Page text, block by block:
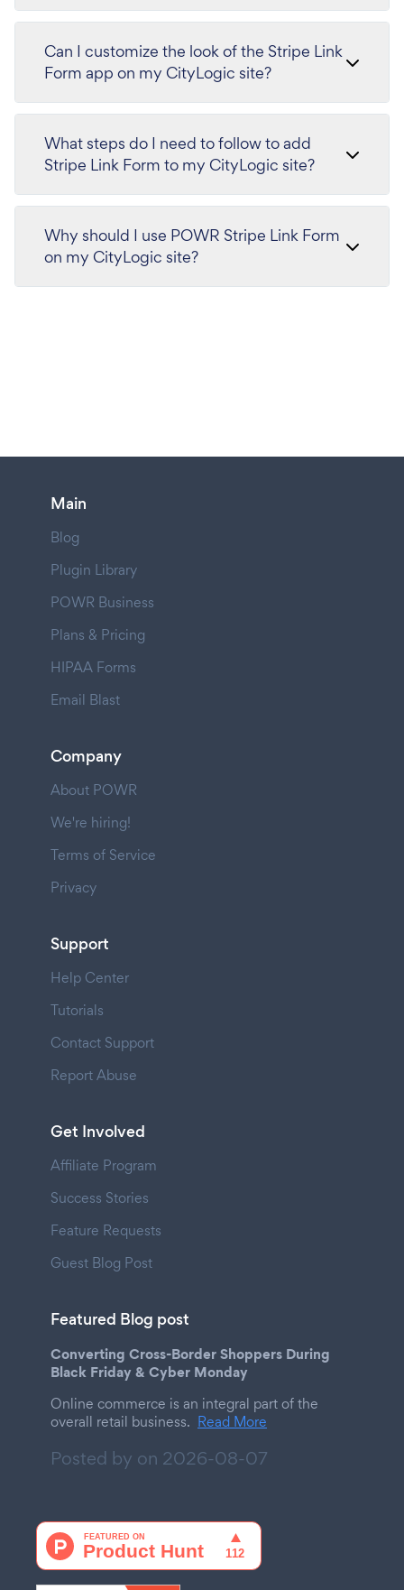
Can I customize the look of the Stripe Link
Form app on my CityLogic site?
What steps do I need to follow to add
Stripe Link Form to my CityLogic site?
Why should I use POWR Stripe Link Form
on my CityLogic site?
Main
Blog
Plugin Library
POWR Business
Plans & Pricing
HIPAA Forms
Email Blast
Company
About POWR
We're hiring!
Terms of Service
Privacy
Support
Help Center
Tutorials
Contact Support
Report Abuse
Get Involved
Affiliate Program
Success Stories
Feature Requests
Guest Blog Post
Featured Blog post
Converting Cross-Border Shoppers During
Black Friday & Cyber Monday
Online commerce is an integral part of the
overall retail business. Read More
Posted by on 2026-08-07